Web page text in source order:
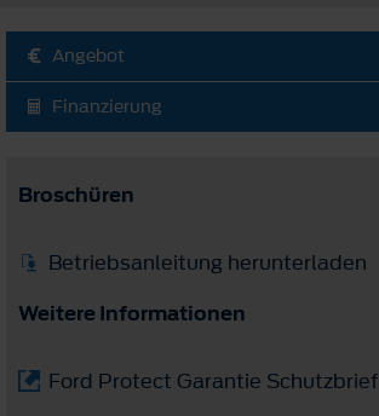
Angebot
Finanzierung
Broschüren
Betriebsanleitung herunterladen
Weitere Informationen
Ford Protect Garantie Schutzbrief